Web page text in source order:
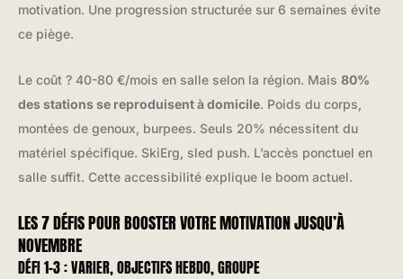
motivation. Une progression structurée sur 6 semaines évite
ce piège.
Le coût ? 40-80 €/mois en salle selon la région. Mais 80%
des stations se reproduisent à domicile. Poids du corps,
montées de genoux, burpees. Seuls 20% nécessitent du
matériel spécifique. SkiErg, sled push. L’accès ponctuel en
salle suffit. Cette accessibilité explique le boom actuel.
LES 7 DÉFIS POUR BOOSTER VOTRE MOTIVATION JUSQU’À
NOVEMBRE
DÉFI 1-3 : VARIER, OBJECTIFS HEBDO, GROUPE